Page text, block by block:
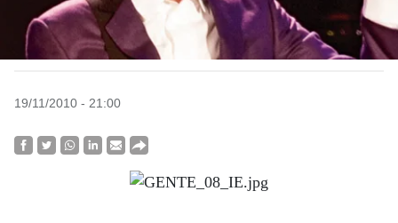
19/11/2010 - 21:00